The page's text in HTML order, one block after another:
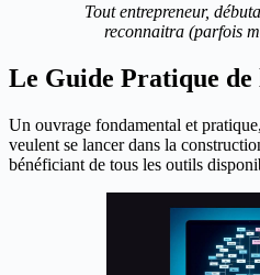
Tout entrepreneur,
reconnaitra (parfois
Le Guide Pratique de
Un ouvrage fondamental et
veulent se lancer dans la
bénéficiant de tous les outils